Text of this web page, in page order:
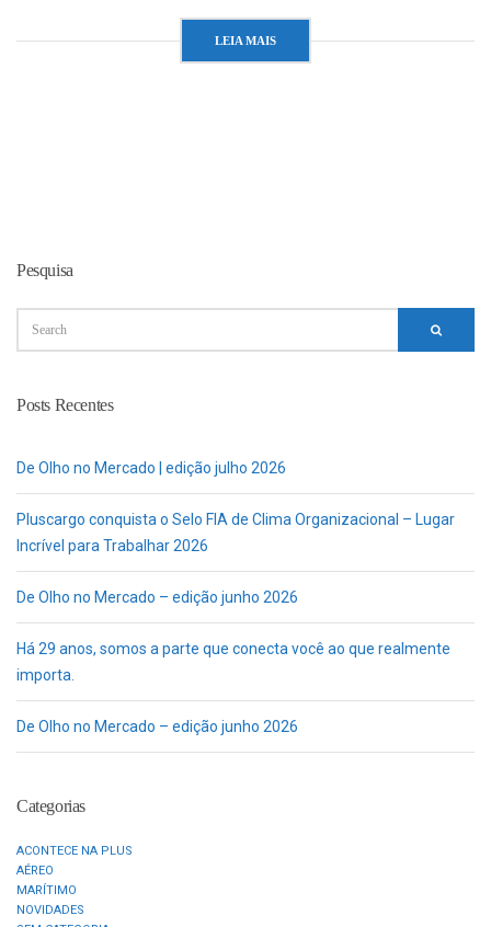
LEIA MAIS
Pesquisa
Posts Recentes
De Olho no Mercado | edição julho 2026
Pluscargo conquista o Selo FIA de Clima Organizacional – Lugar
Incrível para Trabalhar 2026
De Olho no Mercado – edição junho 2026
Há 29 anos, somos a parte que conecta você ao que realmente
importa.
De Olho no Mercado – edição junho 2026
Categorias
ACONTECE NA PLUS
AÉREO
MARÍTIMO
NOVIDADES